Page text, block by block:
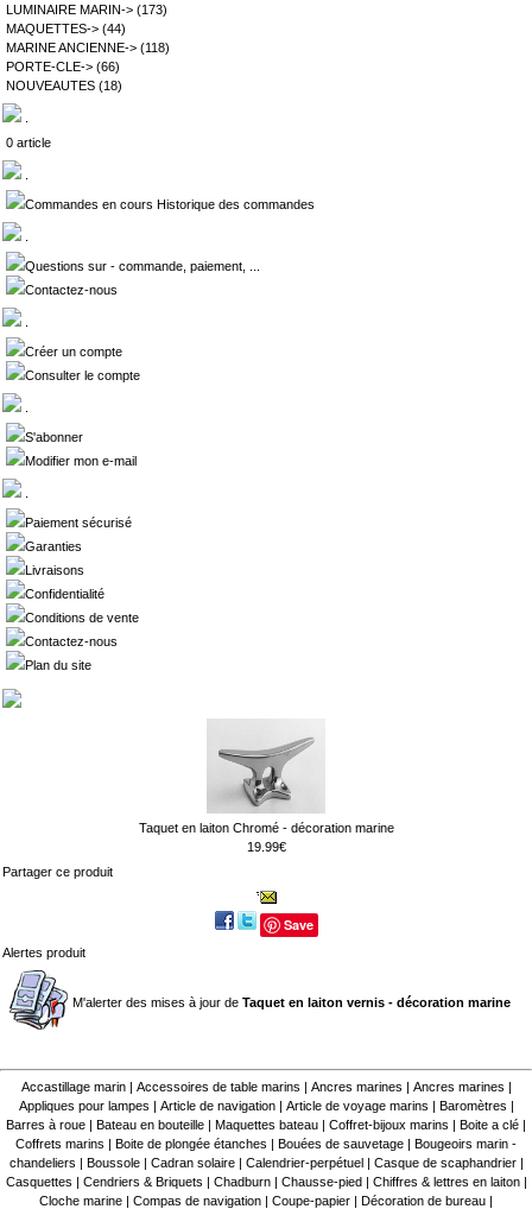
LUMINAIRE MARIN-> (173)
MAQUETTES-> (44)
MARINE ANCIENNE-> (118)
PORTE-CLE-> (66)
NOUVEAUTES (18)
0 article
Commandes en cours Historique des commandes
Questions sur - commande, paiement, ...
Contactez-nous
Créer un compte
Consulter le compte
S'abonner
Modifier mon e-mail
Paiement sécurisé
Garanties
Livraisons
Confidentialité
Conditions de vente
Contactez-nous
Plan du site
Taquet en laiton Chromé - décoration marine
19.99€
Partager ce produit
Save
Alertes produit
M'alerter des mises à jour de Taquet en laiton vernis - décoration marine
Accastillage marin| Accessoires de table marins Ancres marines Ancres marines
Appliques pour lampes
Article de navigation| Article de voyage marins Baromètres
Barres à roue
Bateau en bouteille Maquettes bateau Coffret-bijoux marins Boite a clé
Coffrets marins
Boite de plongée étanches Bouées de sauvetage
Bougeoirs marin -
chandeliers
Boussole| Cadran solaire| Calendrier-perpétuel Casque de scaphandrier|
Casquettes
Cendriers & Briquets Chadburn| Chausse-pied Chiffres & lettres en laiton|
Cloche marine
Compas de navigation Coupe-papier Décoration de bureau